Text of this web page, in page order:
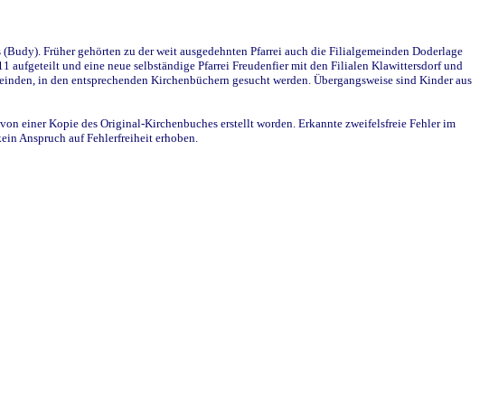
Früher gehörten zu der weit ausgedehnten Pfarrei auch die Filialgemeinden Doderlage
aufgeteilt und eine neue selbständige Pfarrei Freudenfier mit den Filialen Klawittersdorf und
in den entsprechenden Kirchenbüchern gesucht werden. Übergangsweise sind Kinder aus
einer Kopie des Original-Kirchenbuches erstellt worden. Erkannte zweifelsfreie Fehler im
Anspruch auf Fehlerfreiheit erhoben.